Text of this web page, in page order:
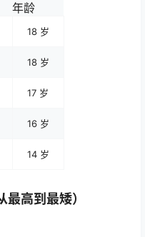
年龄
18 岁
18 岁
17 岁
16 岁
14 岁
高到最矮）